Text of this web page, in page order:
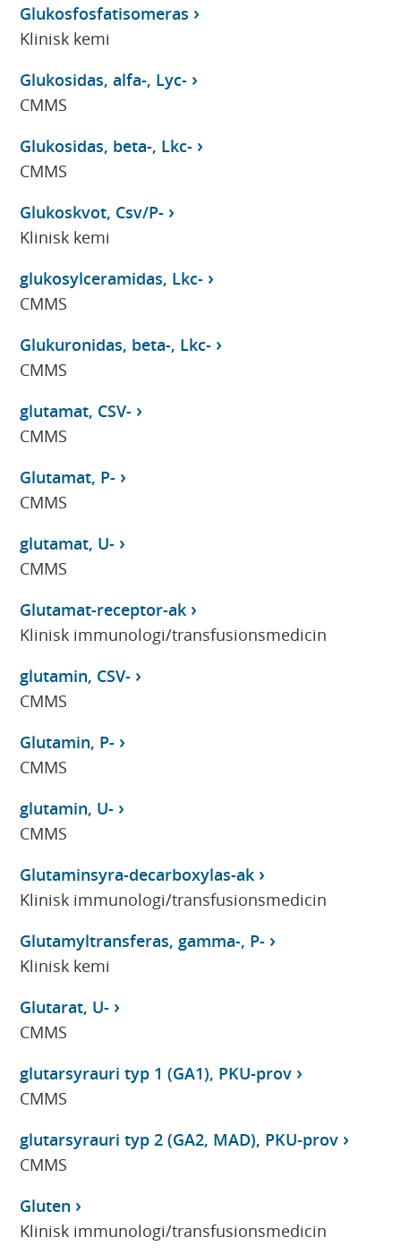
Glukosfosfatisomeras
Klinisk kemi
Glukosidas, alfa-, Lyc-
CMMS
Glukosidas, beta-, Lkc-
CMMS
Glukoskvot, Csv/P-
Klinisk kemi
glukosylceramidas, Lkc-
CMMS
Glukuronidas, beta-, Lkc-
CMMS
glutamat, CSV-
CMMS
Glutamat, P-
CMMS
glutamat, U-
CMMS
Glutamat-receptor-ak
Klinisk immunologi/transfusionsmedicin
glutamin, CSV-
CMMS
Glutamin, P-
CMMS
glutamin, U-
CMMS
Glutaminsyra-decarboxylas-ak
Klinisk immunologi/transfusionsmedicin
Glutamyltransferas, gamma-, P-
Klinisk kemi
Glutarat, U-
CMMS
glutarsyrauri typ 1 (GA1), PKU-prov
CMMS
glutarsyrauri typ 2 (GA2, MAD), PKU-prov
CMMS
Gluten
Klinisk immunologi/transfusionsmedicin